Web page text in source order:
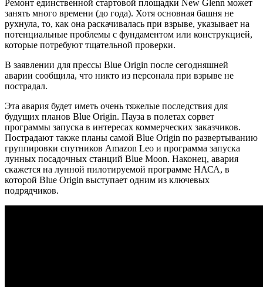
Ремонт единственной стартовой площадки New Glenn может
занять много времени (до года). Хотя основная башня не
рухнула, то, как она раскачивалась при взрыве, указывает на
потенциальные проблемы с фундаментом или конструкцией,
которые потребуют тщательной проверки.
В заявлении для прессы Blue Origin после сегодняшней
аварии сообщила, что никто из персонала при взрыве не
пострадал.
Эта авария будет иметь очень тяжелые последствия для
будущих планов Blue Origin. Пауза в полетах сорвет
программы запуска в интересах коммерческих заказчиков.
Пострадают также планы самой Blue Origin по развертыванию
группировки спутников Amazon Leo и программа запуска
лунных посадочных станций Blue Moon. Наконец, авария
скажется на лунной пилотируемой программе НАСА, в
которой Blue Origin выступает одним из ключевых
подрядчиков.